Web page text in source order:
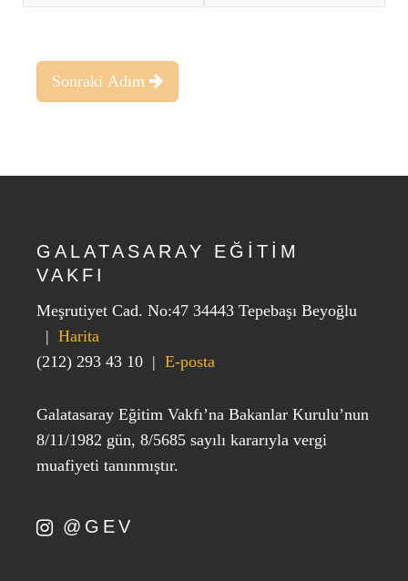
Sonraki Adım
GALATASARAY EĞİTİM
VAKFI
Meşrutiyet Cad. No:47 34443 Tepebaşı Beyoğlu
| Harita
(212) 293 43 10 | E-posta
Galatasaray Eğitim Vakfı’na Bakanlar Kurulu’nun
8/11/1982 gün, 8/5685 sayılı kararıyla vergi
muafiyeti tanınmıştır.
@GEV